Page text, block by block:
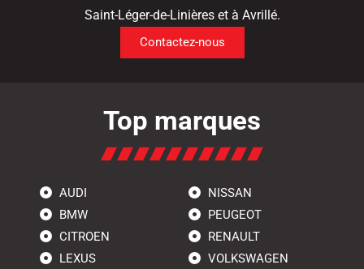
Saint-Léger-de-Linières et à Avrillé.
Contactez-nous
Top marques
AUDI
BMW
CITROEN
LEXUS
NISSAN
PEUGEOT
RENAULT
VOLKSWAGEN